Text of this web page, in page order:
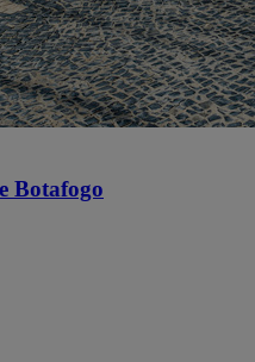
Botafogo